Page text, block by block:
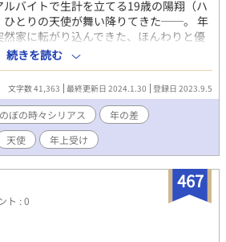
体の優那に学は押し倒されて… 優那が現
だしい日常がはじまる 突然現れた美少
バイトで生計を立てる19歳の陽翔（ハ
ひとりの天使が舞い降りてきた──。 年
家に転がり込んできた、ほんわりと優
と、孤独だったバイト男子の非日常的日
、役目も、記憶の全てを失くした天使に
を付けて、築三十五年・ワンルーム・ユ
古いマンションで二人暮らしを始め
などでゆっくり進めていきます。 ほの
リアスな包容力受け路線です。
続きを読む
文字数 41,363 最終更新日 2024.1.30 登録日 2023.9.5
ぼの時々シリアス
年の差
天使 年上受け
467
ト : 0